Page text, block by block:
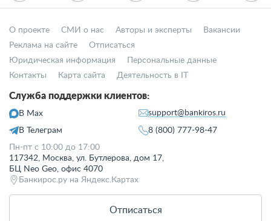
О проекте СМИ о нас Авторы и эксперты
Вакансии
Реклама на сайте
Отписаться
Юридическая информация
Персональные данные
Контакты
Карта сайта Деятельность в IT
Служба поддержки клиентов:
В Max
В Телеграм
support@bankiros.ru
8 (800) 777-98-47
Пн-пт с 10:00 до 17:00
117342, Москва, ул. Бутлерова, дом 17,
БЦ Neo Geo, офис 4070
Банкирос.ру на Яндекс.Картах
Отписаться